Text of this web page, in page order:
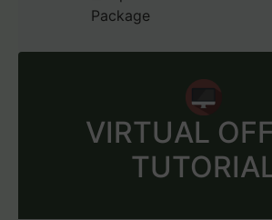
Package
VIRTUAL